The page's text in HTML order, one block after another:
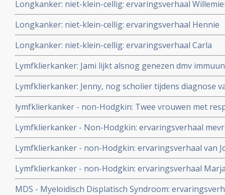
Longkanker: niet-klein-cellig: ervaringsverhaal
Longkanker: niet-klein-cellig: ervaringsverhaal Hennie
Longkanker: niet-klein-cellig: ervaringsverhaal Carla
Lymfklierkanker: Jami lijkt alsnog genezen dmv
immuuntherapie van haar zwaar voorbehandelde
(non-Hodgkin)
Lymfklierkanker: Jenny, nog scholier tijdens diagnose
later genezen met immuuntherapie
lymfklierkanker - non-Hodgkin: Twee vrouwen met
eierstokkanker kiezen bewust voor geen chemo maar
Houtsmullerdieet en komen beiden in totale remissie.
in de Margriet.
Lymfklierkanker - Non-Hodgkin: ervaringsverhaal
Lymfklierkanker - non-Hodgkin: ervaringsverhaal van
Lymfklierkanker - non-Hodgkin: ervaringsverhaal
MDS - Myeloidisch Displatisch Syndroom: